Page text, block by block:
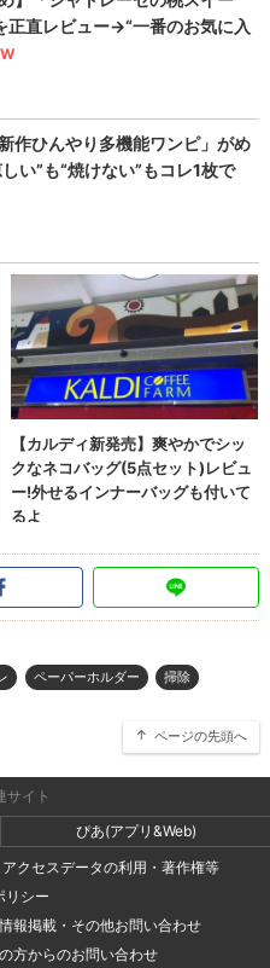
ペーパーホルダー 掃除
ページの先頭へ
サイト
ぴあ(アプリ&Web)
アクセスデータの利用・著作権等
リシー
報掲載・その他お問い合わせ
方からのお問い合わせ